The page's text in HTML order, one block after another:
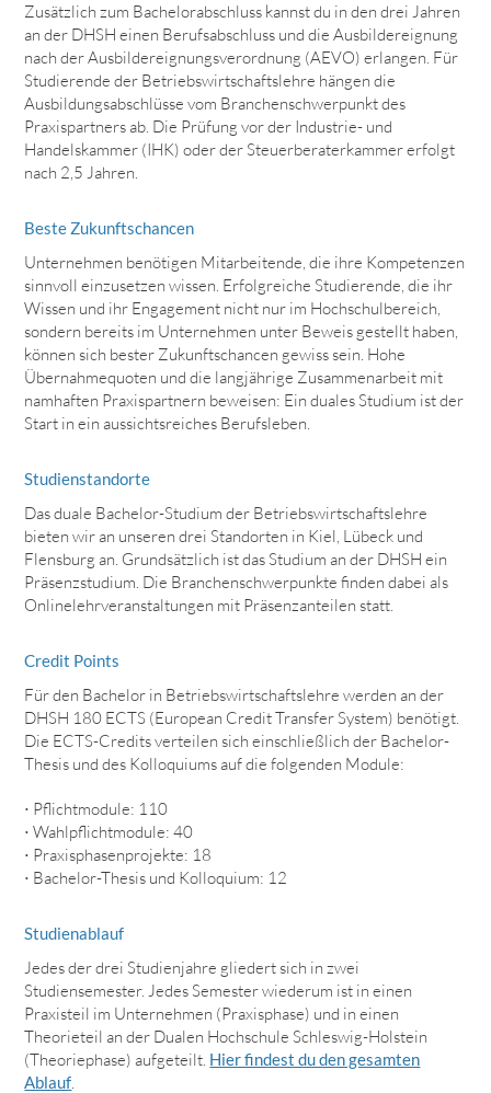
Zusätzlich zum Bachelorabschluss kannst du in den drei Jahren
an der DHSH einen Berufsabschluss und die Ausbildereignung
nach der Ausbildereignungsverordnung (AEVO) erlangen. Für
Studierende der Betriebswirtschaftslehre hängen die
Ausbildungsabschlüsse vom Branchenschwerpunkt des
Praxispartners ab. Die Prüfung vor der Industrie- und
Handelskammer (IHK) oder der Steuerberaterkammer erfolgt
nach 2,5 Jahren.
Beste Zukunftschancen
Unternehmen benötigen Mitarbeitende, die ihre Kompetenzen
sinnvoll einzusetzen wissen. Erfolgreiche Studierende, die ihr
Wissen und ihr Engagement nicht nur im Hochschulbereich,
sondern bereits im Unternehmen unter Beweis gestellt haben,
können sich bester Zukunftschancen gewiss sein. Hohe
Übernahmequoten und die langjährige Zusammenarbeit mit
namhaften Praxispartnern beweisen: Ein duales Studium ist der
Start in ein aussichtsreiches Berufsleben.
Studienstandorte
Das duale Bachelor-Studium der Betriebswirtschaftslehre
bieten wir an unseren drei Standorten in Kiel, Lübeck und
Flensburg an. Grundsätzlich ist das Studium an der DHSH ein
Präsenzstudium. Die Branchenschwerpunkte finden dabei als
Onlinelehrveranstaltungen mit Präsenzanteilen statt.
Credit Points
Für den Bachelor in Betriebswirtschaftslehre werden an der
DHSH 180 ECTS (European Credit Transfer System) benötigt.
Die ECTS-Credits verteilen sich einschließlich der Bachelor-
Thesis und des Kolloquiums auf die folgenden Module:
⋅ Pflichtmodule: 110
⋅ Wahlpflichtmodule: 40
⋅ Praxisphasenprojekte: 18
⋅ Bachelor-Thesis und Kolloquium: 12
Studienablauf
Jedes der drei Studienjahre gliedert sich in zwei
Studiensemester. Jedes Semester wiederum ist in einen
Praxisteil im Unternehmen (Praxisphase) und in einen
Theorieteil an der Dualen Hochschule Schleswig-Holstein
(Theoriephase) aufgeteilt. Hier findest du den gesamten
Ablauf